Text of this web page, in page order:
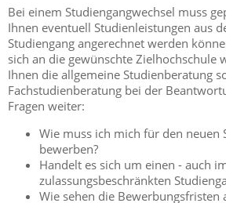
Bei einem Studiengangwechsel muss
Ihnen eventuell Studienleistungen aus
Studiengang angerechnet werden
sich an die gewünschte Zielhochschule
Ihnen die allgemeine Studienberatung
Fachstudienberatung bei der
Fragen weiter:
Wie muss ich mich für den neuen
bewerben?
Handelt es sich um einen - auch
zulassungsbeschränkten
Wie sehen die Bewerbungsfristen